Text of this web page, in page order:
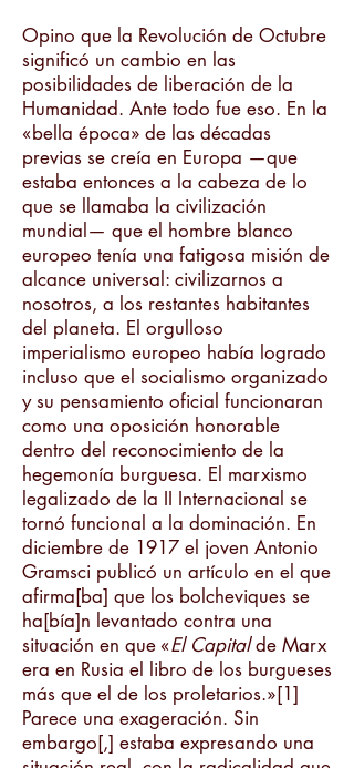
Opino que la Revolución de Octubre
significó un cambio en las
posibilidades de liberación de la
Humanidad. Ante todo fue eso. En la
«bella época» de las décadas
previas se creía en Europa —que
estaba entonces a la cabeza de lo
que se llamaba la civilización
mundial— que el hombre blanco
europeo tenía una fatigosa misión de
alcance universal: civilizarnos a
nosotros, a los restantes habitantes
del planeta. El orgulloso
imperialismo europeo había logrado
incluso que el socialismo organizado
y su pensamiento oficial funcionaran
como una oposición honorable
dentro del reconocimiento de la
hegemonía burguesa. El marxismo
legalizado de la II Internacional se
tornó funcional a la dominación. En
diciembre de 1917 el joven Antonio
Gramsci publicó un artículo en el que
afirma[ba] que los bolcheviques se
ha[bía]n levantado contra una
situación en que «El Capitalde Marx
era en Rusia el libro de los burgueses
más que el de los proletarios.»[1]
Parece una exageración. Sin
embargo[,] estaba expresando una